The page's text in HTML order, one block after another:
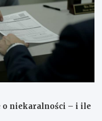
o niekaralności – i ile